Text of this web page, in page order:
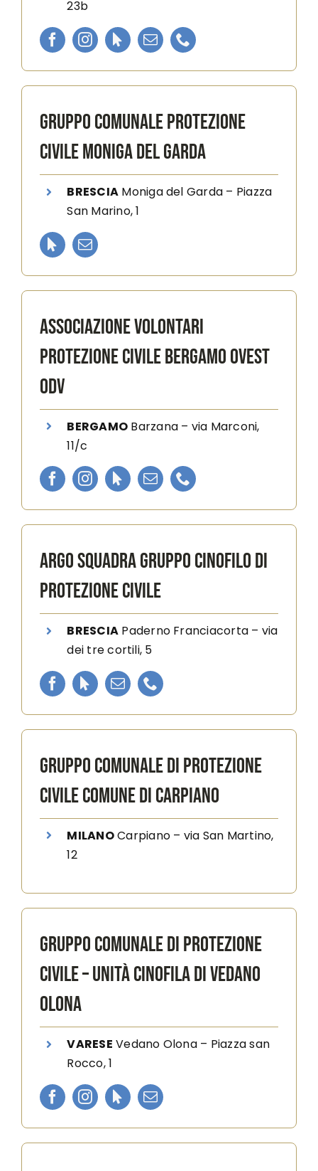
23b
GRUPPO COMUNALE PROTEZIONE
CIVILE MONIGA DEL GARDA
BRESCIA Moniga del Garda – Piazza
San Marino, 1
ASSOCIAZIONE VOLONTARI
PROTEZIONE CIVILE BERGAMO OVEST
ODV
BERGAMO Barzana– via Marconi,
11/c
ARGO SQUADRA GRUPPO CINOFILO DI
PROTEZIONE CIVILE
BRESCIA Paderno Franciacorta – via
dei tre cortili, 5
GRUPPO COMUNALE DI PROTEZIONE
CIVILE COMUNE DI CARPIANO
MILANOCarpiano – via San Martino,
12
GRUPPO COMUNALE DI PROTEZIONE
CIVILE – UNITÀ CINOFILA DI VEDANO
OLONA
VARESE Vedano Olona– Piazza san
Rocco, 1